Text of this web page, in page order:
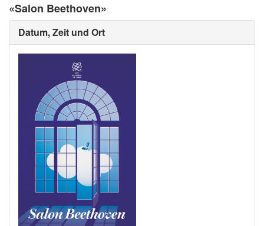
«Salon Beethoven»
Datum, Zeit und Ort